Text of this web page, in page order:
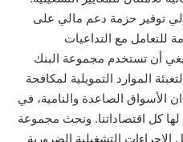
توفير حزمة دعم مالي على
للتعامل مع التداعيات
أن تستخدم مجموعة البنك
الموارد التمويلية لمكافحة
الأسواق الصاعدة والنامية، في
كل اقتصاداتنا. ونحث مجموعة
التشغيلية الضرورية